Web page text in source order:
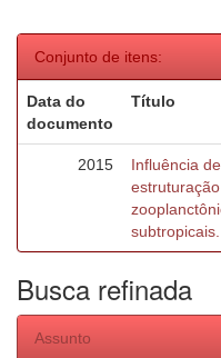
Conjunto de itens:
Data do
documento
Título
2015
Influência
subtropicais.
Busca refinada
Assunto